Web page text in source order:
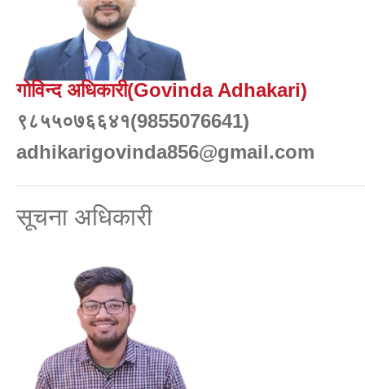
गोविन्द अधिकारी(Govinda Adhakari)
९८५५०७६६४१(9855076641)
adhikarigovinda856@gmail.com
सूचना अधिकारी